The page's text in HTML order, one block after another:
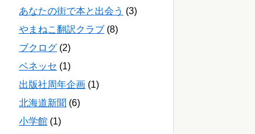
あなたの街で本と出会う (3)
やまねこ翻訳クラブ (8)
ブクログ (2)
ベネッセ (1)
出版社周年企画 (1)
北海道新聞 (6)
小学館 (1)